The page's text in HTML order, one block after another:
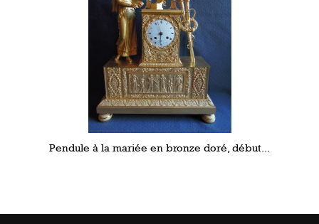
Pendule à la mariée en bronze doré, début...